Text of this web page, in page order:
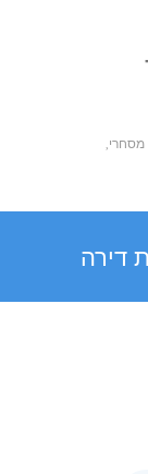
מסחרי,
דירה